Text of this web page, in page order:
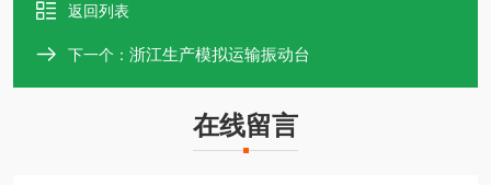
返回列表
下一个： 浙江生产模拟运输振动台
在线留言